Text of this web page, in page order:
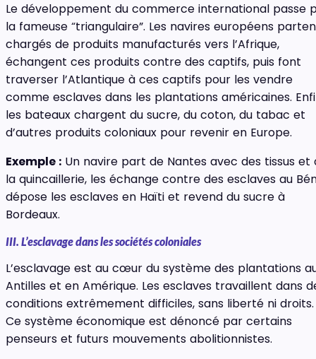
Le développement du commerce international passe
la fameuse “triangulaire”. Les navires européens
chargés de produits manufacturés vers l’Afrique,
échangent ces produits contre des captifs, puis font
traverser l’Atlantique à ces captifs pour les vendre
comme esclaves dans les plantations américaines.
les bateaux chargent du sucre, du coton, du tabac et
d’autres produits coloniaux pour revenir en Europe.
Exemple : Un navire part de Nantes avec des tissus et
la quincaillerie, les échange contre des esclaves au
dépose les esclaves en Haïti et revend du sucre à
Bordeaux.
III. L’esclavage dans les sociétés coloniales
L’esclavage est au cœur du système des plantations
Antilles et en Amérique. Les esclaves travaillent dans
conditions extrêmement difficiles, sans liberté ni droits.
Ce système économique est dénoncé par certains
penseurs et futurs mouvements abolitionnistes.